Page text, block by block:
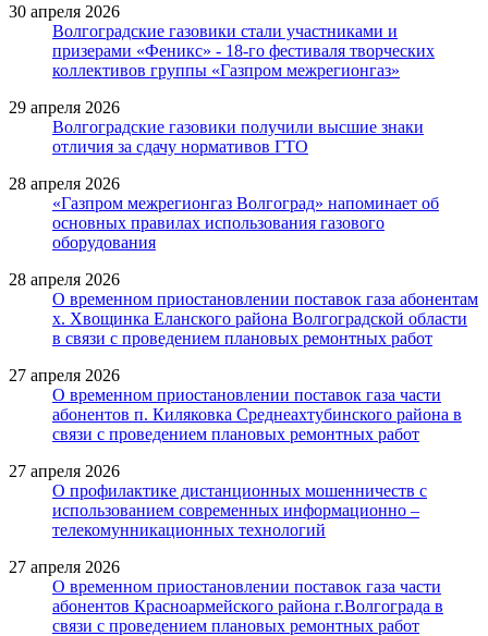
30 апреля 2026
Волгоградские газовики стали участниками и
призерами «Феникс» - 18-го фестиваля творческих
коллективов группы «Газпром межрегионгаз»
29 апреля 2026
Волгоградские газовики получили высшие знаки
отличия за сдачу нормативов ГТО
28 апреля 2026
«Газпром межрегионгаз Волгоград» напоминает об
основных правилах использования газового
оборудования
28 апреля 2026
О временном приостановлении поставок газа абонентам
х. Хвощинка Еланского района Волгоградской области
в связи с проведением плановых ремонтных работ
27 апреля 2026
О временном приостановлении поставок газа части
абонентов п. Киляковка Среднеахтубинского района в
связи с проведением плановых ремонтных работ
27 апреля 2026
О профилактике дистанционных мошенничеств с
использованием современных информационно –
телекомунникационных технологий
27 апреля 2026
О временном приостановлении поставок газа части
абонентов Красноармейского района г.Волгограда в
связи с проведением плановых ремонтных работ